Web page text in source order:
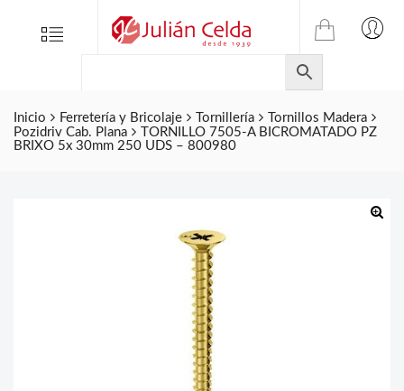
Menu
TIENDA
ONLINE
DE
JULIAN
CELDA
Inicio Ferretería y Bricolaje Tornillería
Tornillos Madera
Pozidriv Cab. Plana
TORNILLO 7505-A BICROMATADO PZ
BRIXO 5x 30mm 250 UDS – 800980
Folletos
Contacto